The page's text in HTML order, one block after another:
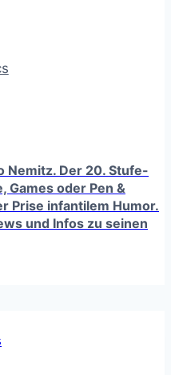
Nemitz. Der 20. Stufe-
Games oder Pen &
Prise infantilem Humor.
und Infos zu seinen